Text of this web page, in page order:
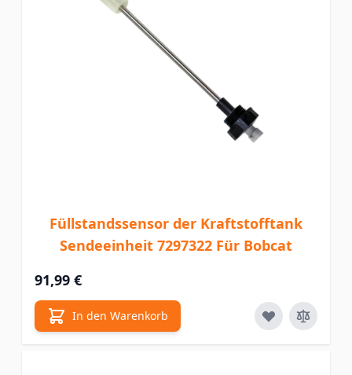
Füllstandssensor der Kraftstofftank
Sendeeinheit 7297322 Für Bobcat
91,99 €
In den Warenkorb